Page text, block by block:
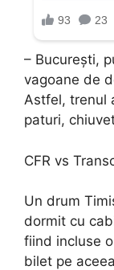
– Bucureşti,
vagoane de
Astfel, trenul
paturi,
CFR vs
Un drum
dormit cu
fiind incluse
bilet pe